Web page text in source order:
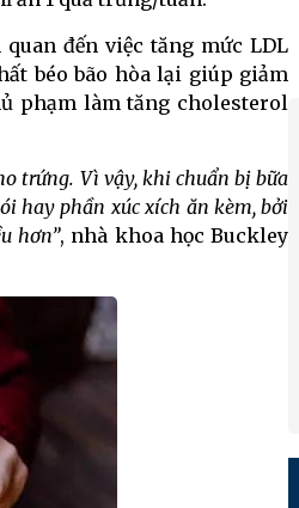
đến việc tăng mức LDL
béo bão hòa lại giúp giảm
phạm làm tăng cholesterol
trứng. Vì vậy, khi chuẩn bị bữa
hay phần xúc xích ăn kèm, bởi
hơn”, nhà khoa học Buckley